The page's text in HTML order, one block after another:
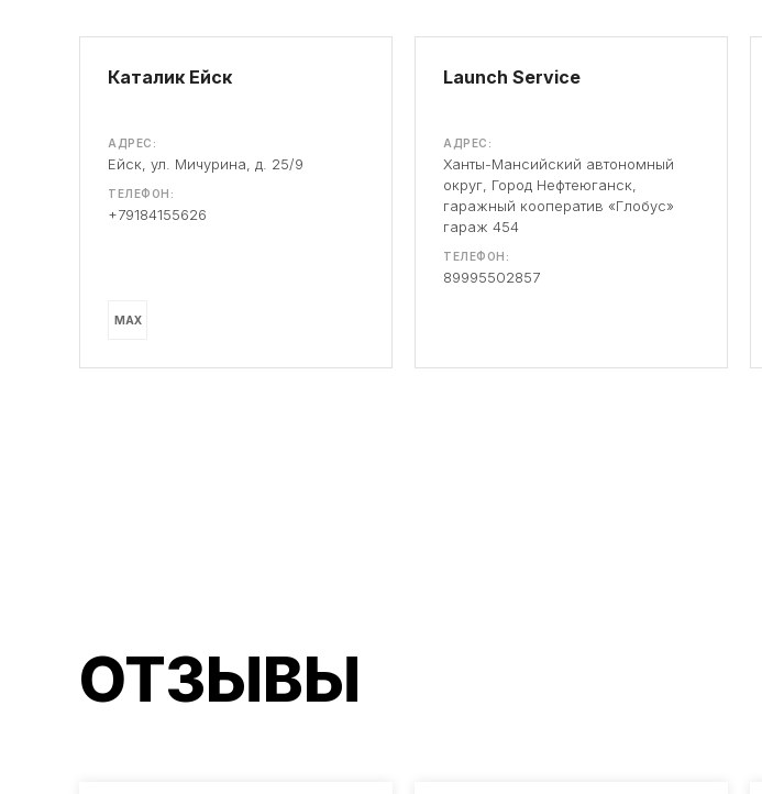
Каталик Ейск
АДРЕС:
Ейск, ул. Мичурина, д. 25/9
ТЕЛЕФОН:
+79184155626
MAX
Launch Service
АДРЕС:
Ханты-Мансийский автономный
округ, Город Нефтеюганск,
гаражный кооператив «Глобус»
гараж 454
ТЕЛЕФОН:
89995502857
ОТЗЫВЫ